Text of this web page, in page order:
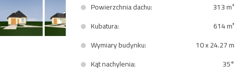
Powierzchnia dachu:
313 m²
Kubatura:
614 m³
Wymiary budynku:
10 x 24.27 m
Kąt nachylenia:
35°